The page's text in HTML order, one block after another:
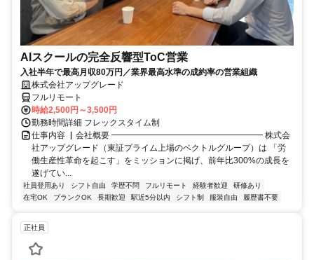
AIスクールの完全反響型ToC営業
入社半年で最高月収80万円／業界最高水準の成約率の営業組織
株式会社アップグレード
フルリモート
時給2,500円～3,500円
勤務時間詳細 フレックスタイム制
仕事内容 ▏会社概要 ━━━━━━━━━━━━━━━━━━ 株式会
社アップグレード（東証プライム上場のベクトルグループ）は 「労
働生産性革命を起こす」をミッションに掲げ、前年比300%の成長を
遂げてい...
社員登用あり シフト自由 学歴不問 フルリモート 経験者歓迎
研修あり
在宅OK
ブランクOK 長期歓迎 駅近5分以内 シフト制 服装自由 履歴書不要
正社員